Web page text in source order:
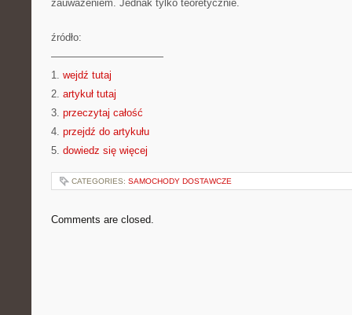
zauważeniem. Jednak tylko teoretycznie.
źródło:
———————————
1. wejdź tutaj
2. artykuł tutaj
3. przeczytaj całość
4. przejdź do artykułu
5. dowiedz się więcej
CATEGORIES: SAMOCHODY DOSTAWCZE
Comments are closed.